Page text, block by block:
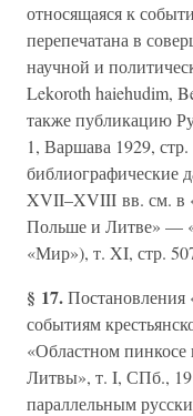
относящаяся к
перепечатана в
научной и
Lekoroth haiehudim,
также публикацию
1, Варшава 1929,
библиографические
XVII–XVIII вв. см. в
Польше и Литве» —
«Мир»), т. XI, стр.
§ 17.Постановления
событиям
«Областном пинкосе
Литвы», т. I, СПб.,
параллельным